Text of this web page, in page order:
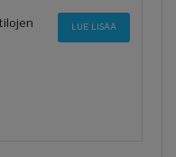
LUE LISÄÄ